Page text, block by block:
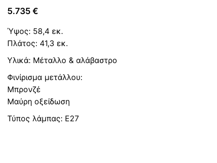
5.735 €
Ύψος: 58,4 εκ.
Πλάτος: 41,3 εκ.
Υλικά: Μέταλλο & αλάβαστρο
Φινίρισμα μετάλλου:
Μπρονζέ
Μαύρη οξείδωση
Τύπος λάμπας: Ε27